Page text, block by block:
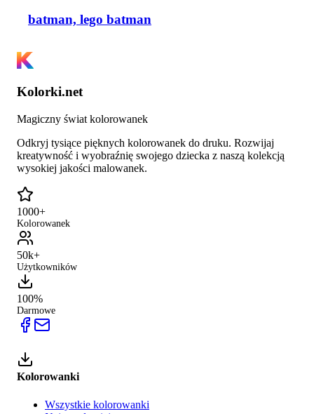
batman, lego batman
Kolorki.net
Magiczny świat kolorowanek
Odkryj tysiące pięknych kolorowanek do druku. Rozwijaj
kreatywność i wyobraźnię swojego dziecka z naszą kolekcją
wysokiej jakości malowanek.
1000+
Kolorowanek
50k+
Użytkowników
100%
Darmowe
Kolorowanki
Wszystkie kolorowanki